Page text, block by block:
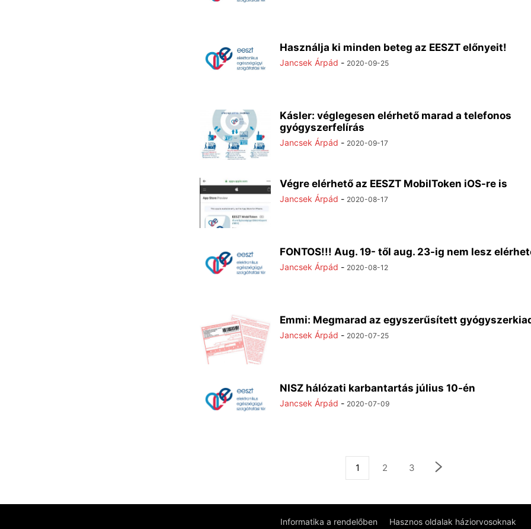
Használja ki minden beteg az EESZT előnyeit!
Jancsek Árpád - 2020-09-25
Kásler: véglegesen elérhető marad a telefonos
gyógyszerfelírás
Jancsek Árpád - 2020-09-17
Végre elérhető az EESZT MobilToken iOS-re is
Jancsek Árpád - 2020-08-17
FONTOS!!! Aug. 19- től aug. 23-ig nem lesz
Jancsek Árpád - 2020-08-12
Emmi: Megmarad az egyszerűsített
Jancsek Árpád - 2020-07-25
NISZ hálózati karbantartás július 10-én
Jancsek Árpád - 2020-07-09
1 2 3
Informatika a rendelőben Hasznos oldalak háziorvosoknak